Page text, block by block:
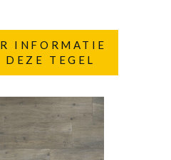
INFORMATIE
DEZE TEGEL